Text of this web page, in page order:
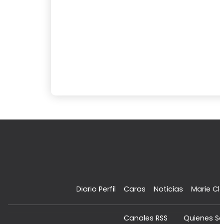
Diario Perfil Caras Noticias Marie
Canales RSS Quienes